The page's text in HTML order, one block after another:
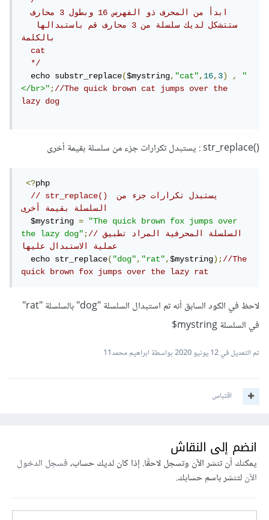
  ابدأ من المحرف ذو الفهرس 16 وبطول 3 محارف
بالكلمة
  cat
  */
  echo substr_replace
($mystring,"cat",16,3) ,
"
</br>";//The quick brown cat jumps over the
lazy dog
()str_replace : يستبدل تكرارات جزء من سلسلة بقيمة أخرى
<?php
// str_replace() يستبدل تكرارات جزء من
السلسلة بقيمة أخرى
  $mystring
=
"The quick brown fox jumps over
the lazy dog";//السلسلة المحرفية المراد تطبيق
عملية الاستبدال عليها
  echo str_replace
("dog","rat",$mystring);//The
quick brown fox jumps over the lazy rat
لاحظ في الكود السابق أنه تم استبدال السلسلة "dog" بالسلسلة "rat"
في السلسلة mystring$
تم التعديل في12 يونيو 2020 بواسطة ابراهيم محمد11
اقتباس
انضم إلى النقاش
يمكنك أن تنشر الآن وتسجل لاحقًا. إذا كان لديك حساب،فسجل الدخول
الآنلتنشر باسم حسابك.